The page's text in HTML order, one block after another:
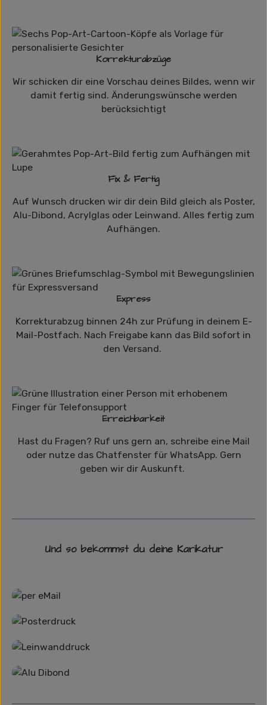
Korrekturabzüge
Wir schicken dir eine Vorschau deines Bildes, wenn wir
damit fertig sind. Änderungswünsche werden
berücksichtigt
Fix & Fertig
Auf Wunsch drucken wir dir dein Bild gleich als Poster,
Alu-Dibond, Acrylglas oder Leinwand. Alles fertig zum
Aufhängen.
Express
Korrekturabzug binnen 24h zur Prüfung in deinem E-
Mail-Postfach. Nach Freigabe kann das Bild sofort in
den Versand.
Erreichbarkeit
Hast du Fragen? Ruf uns gern an, schreibe eine Mail
oder nutze das Chatfenster für WhatsApp. Gern
geben wir dir Auskunft.
Und so bekommst du deine Karikatur